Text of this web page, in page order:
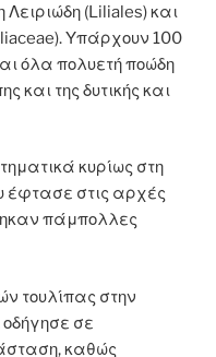
Λειριώδη (Liliales) και
Υπάρχουν 100
όλα πολυετή ποώδη
και της δυτικής και
κυρίως στη
έφτασε στις αρχές
πάμπολλες
τουλίπας στην
σε
καθώς